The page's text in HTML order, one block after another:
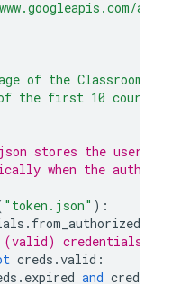
auth/
of the Classroom API.
the first 10 courses
stores the user's
when the
"token.json" ):
.
credentials
creds .valid :
. expired and creds